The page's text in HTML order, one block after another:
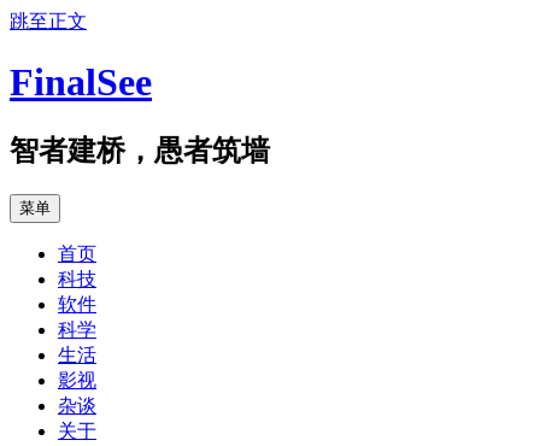
跳至正文
FinalSee
智者建桥，愚者筑墙
菜单
首页
科技
软件
科学
生活
影视
杂谈
关于